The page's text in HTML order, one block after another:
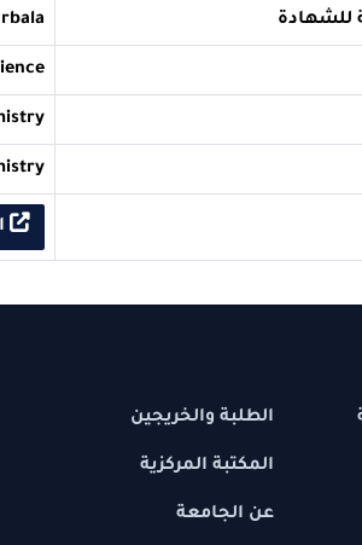
of Karbala
of Science
in chemistry
in chemistry
السيرة
الطلبة والخريجين
المكتبة المركزية
عن الجامعة